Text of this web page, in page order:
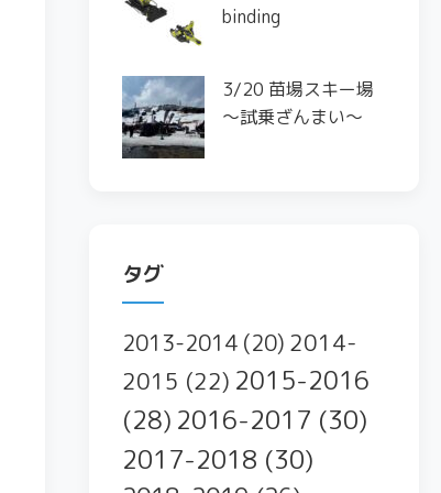
binding
3/20 苗場スキー場
〜試乗ざんまい〜
タグ
2013-2014 (20) 2014-
2015 (22) 2015-2016
(28) 2016-2017 (30)
2017-2018 (30)